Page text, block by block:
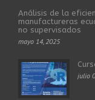
Análisis de la
manufactureras
no supervisados
mayo 14, 2025
julio